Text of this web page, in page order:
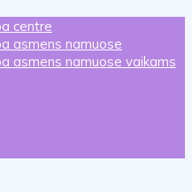
centre
asmens namuose
asmens namuose vaikams